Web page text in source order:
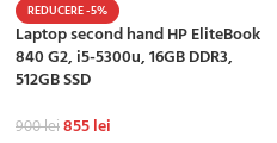
REDUCERE -5%
Laptop second hand HP EliteBook
840 G2, i5-5300u, 16GB DDR3,
512GB SSD
900lei855lei